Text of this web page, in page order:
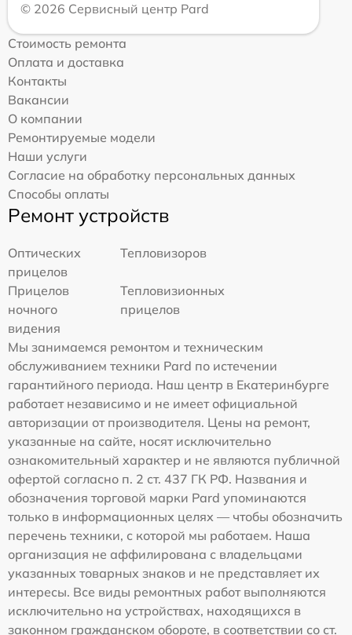
© 2026 Сервисный центр Pard
Стоимость ремонта
Оплата и доставка
Контакты
Вакансии
О компании
Ремонтируемые модели
Наши услуги
Согласие на обработку персональных данных
Способы оплаты
Ремонт устройств
Оптических
прицелов
Тепловизоров
Прицелов
ночного
видения
Тепловизионных
прицелов
Мы занимаемся ремонтом и техническим
обслуживанием техники Pard по истечении
гарантийного периода. Наш центр в Екатеринбурге
работает независимо и не имеет официальной
авторизации от производителя. Цены на ремонт,
указанные на сайте, носят исключительно
ознакомительный характер и не являются публичной
офертой согласно п. 2 ст. 437 ГК РФ. Названия и
обозначения торговой марки Pard упоминаются
только в информационных целях — чтобы обозначить
перечень техники, с которой мы работаем. Наша
организация не аффилирована с владельцами
указанных товарных знаков и не представляет их
интересы. Все виды ремонтных работ выполняются
исключительно на устройствах, находящихся в
законном гражданском обороте, в соответствии со ст.